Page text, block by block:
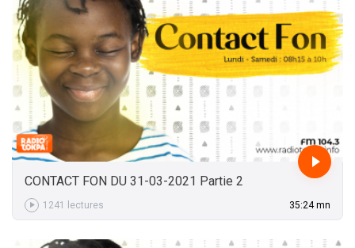
CONTACT FON DU 31-03-2021 Partie 2
1241 lectures
35:24 mn